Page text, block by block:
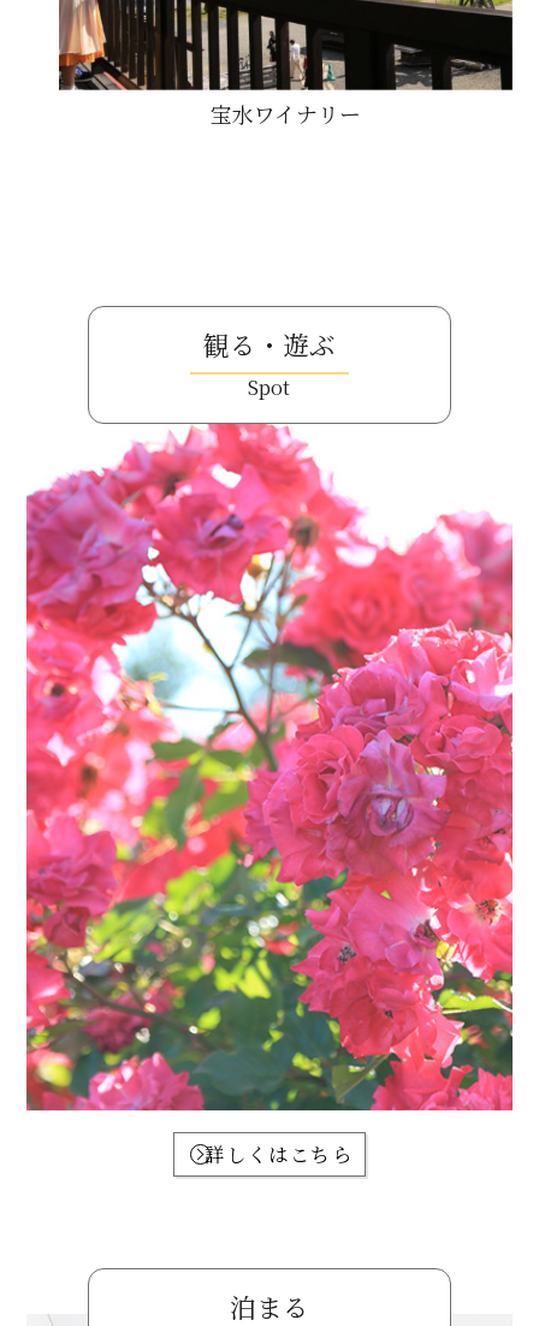
宝水ワイナリー
観る・遊ぶ
Spot
詳しくはこちら
泊まる